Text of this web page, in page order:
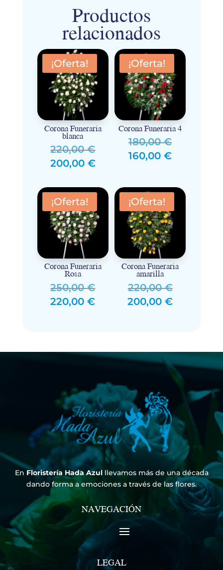
Productos
relacionados
¡Oferta!
Corona Funeraria
blanca
220,00€El
precio
era:
220,00 €.
200,00 €El
actual
200,00 €.
¡Oferta!
Corona Funeraria 4
180,00€El
precio
180,00 €.
160,00€El
es:
160,00 €.
¡Oferta!
Corona Funeraria
Rosa
250,00€El
precio
220,00€El
220,00 €.
¡Oferta!
Corona Funeraria
amarilla
220,00€El
precio
200,00€El
200,00 €.
En Floristería Hada Azulllevamos más de una década
dando forma a emociones a través de las flores.
NAVEGACIÓN
LEGAL